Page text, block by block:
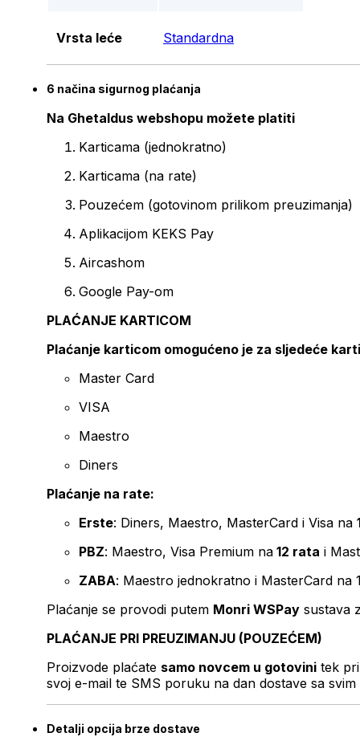
Vrsta leće Standardna
6 načina sigurnog plaćanja
Na Ghetaldus webshopu možete platiti
Karticama (jednokratno)
Karticama (na rate)
Pouzećem (gotovinom prilikom preuzimanja)
Aplikacijom KEKS Pay
Aircashom
Google Pay-om
PLAĆANJE KARTICOM
Plaćanje karticom omogućeno je za sljedeće
Master Card
VISA
Maestro
Diners
Plaćanje na rate:
Erste: Diners, Maestro, MasterCard i Visa na
PBZ: Maestro, Visa Premium na 12 rata i
ZABA: Maestro jednokratno i MasterCard na
Plaćanje se provodi putem Monri WSPay sustava
PLAĆANJE PRI PREUZIMANJU (POUZEĆEM)
Proizvode plaćate samo novcem u gotovini tek
svoj e-mail te SMS poruku na dan dostave sa svim
Detalji opcija brze dostave